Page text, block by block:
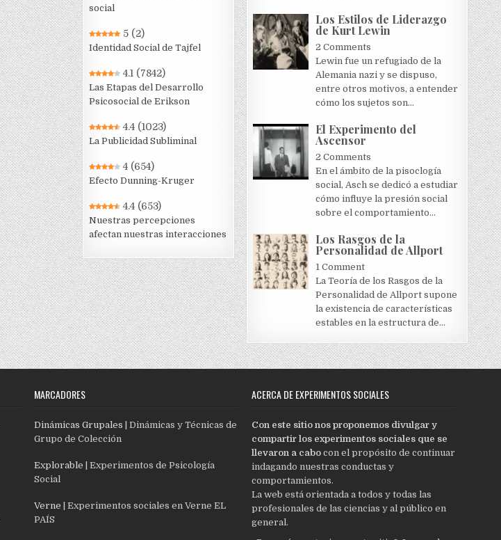
social
5 (2)
Identidad Social de Tajfel
4.1 (7842)
Las Etapas del Desarrollo
Psicosocial de Erikson
4.4 (1023)
La Publicidad Subliminal
4 (654)
Efecto Dunning-Kruger
4.4 (653)
Nuestras percepciones
afectan nuestras interacciones
Los Estilos de Liderazgo
de Kurt Lewin
2 Comments
Lewin fue un refugiado de la
Alemania nazi y se dispuso,
entre otros motivos, a entender
cómo los sujetos son...
El Experimento del
Ascensor
2 Comments
En el ámbito de la pisoclogía
social, Asch se dedicó a estudiar
cómo influye la presión social
sobre el comportamiento...
Los Rasgos de la
Personalidad de Allport
1 Comment
La Teoría de los Rasgos de la
Personalidad de Allport supone
la existencia de características
estables en la estructura de...
MARCADORES
Dinámicas Grupales | Dinámicas y Técnicas de
Grupo de Colección
Explorable | Experimentos de Psicología
Social
Verne | Experimentos sociales en Verne EL
PAÍS
ACERCA DE EXPERIMENTOS SOCIALES
Con este sitio nos proponemos divulgar y
compartir los experimentos sociales que se
llevaron a cabocon el propósito de continuar
indagando nuestras conductas y
comportamientos.
La web está orientada a todos y todas las
profesionales de las ciencias y al público en
general.